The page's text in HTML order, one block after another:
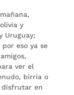
y
Uruguay;
eso ya se
ver el
birria o
disfrutar en